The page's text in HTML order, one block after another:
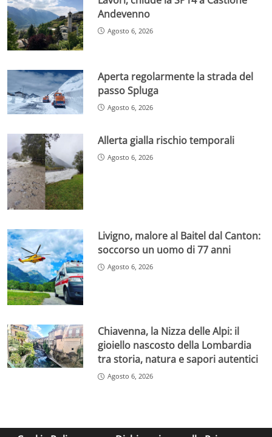
Andevenno
Agosto 6, 2026
Aperta regolarmente la strada del
passo Spluga
Agosto 6, 2026
Allerta gialla rischio temporali
Agosto 6, 2026
Livigno, malore al Baitel dal Canton:
soccorso un uomo di 77 anni
Agosto 6, 2026
Chiavenna, la Nizza delle Alpi: il
gioiello nascosto della Lombardia
tra storia, natura e sapori autentici
Agosto 6, 2026